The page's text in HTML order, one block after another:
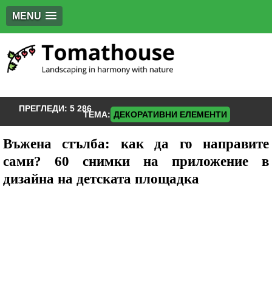
MENU
ПРЕГЛЕДИ: 5 286
ТЕМА: ДЕКОРАТИВНИ ЕЛЕМЕНТИ
Въжена стълба: как да го направите
сами? 60 снимки на приложение в
дизайна на детската площадка